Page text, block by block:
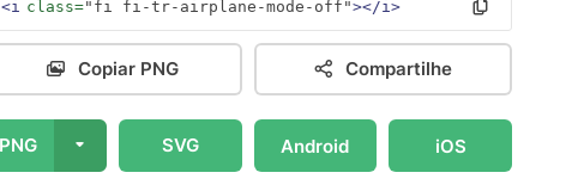
<i class="fi fi-tr-airplane-mode-off"></i>
Copiar PNG Compartilhe
PNG SVG Android iOS